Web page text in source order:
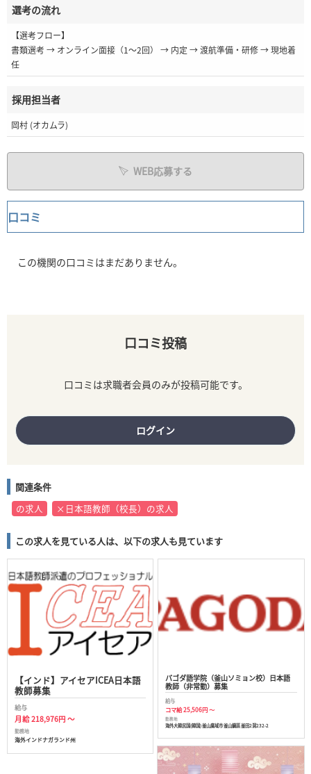
選考の流れ
【選考フロー】
書類選考 → オンライン面接（1〜2回） → 内定 → 渡航準備・研修 → 現地着
任
採用担当者
岡村 (オカムラ)
WEB応募する
口コミ
この機関の口コミはまだありません。
口コミ投稿
口コミは求職者会員のみが投稿可能です。
ログイン
関連条件
の求人
×日本語教師（校長）の求人
この求人を見ている人は、以下の求人も見ています
【インド】アイセアICEA日本語
教師募集
給与
月給 218,976円 ～
勤務地
海外インドナガランド州
パゴダ語学院（釜山ソミョン校）日本語
教師（非常勤）募集
給与
コマ給 25,506円 ～
勤務地
海外大韓民国(韓国) 釜山廣域市 釜山鎭區 釜田2洞232-2